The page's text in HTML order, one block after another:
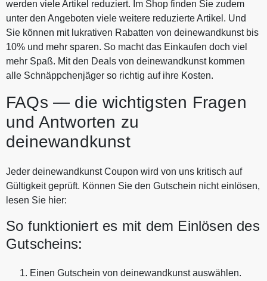
werden viele Artikel reduziert. Im Shop finden Sie zudem
unter den Angeboten viele weitere reduzierte Artikel. Und
Sie können mit lukrativen Rabatten von deinewandkunst bis
10% und mehr sparen. So macht das Einkaufen doch viel
mehr Spaß. Mit den Deals von deinewandkunst kommen
alle Schnäppchenjäger so richtig auf ihre Kosten.
FAQs — die wichtigsten Fragen
und Antworten zu
deinewandkunst
Jeder deinewandkunst Coupon wird von uns kritisch auf
Gültigkeit geprüft. Können Sie den Gutschein nicht einlösen,
lesen Sie hier:
So funktioniert es mit dem Einlösen des
Gutscheins:
Einen Gutschein von deinewandkunst auswählen.